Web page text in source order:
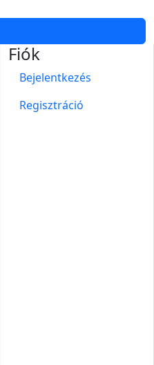
Fiók
Bejelentkezés
Regisztráció